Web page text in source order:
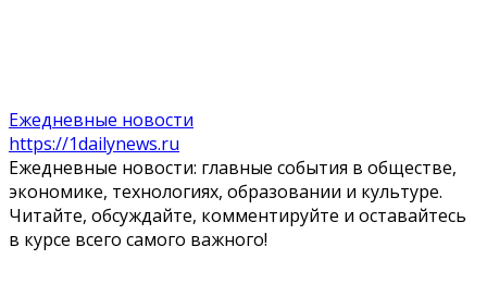
Ежедневные новости
https://1dailynews.ru
Ежедневные новости: главные события в обществе,
экономике, технологиях, образовании и культуре.
Читайте, обсуждайте, комментируйте и оставайтесь
в курсе всего самого важного!